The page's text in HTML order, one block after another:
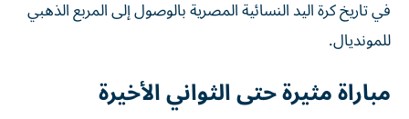
في تاريخ كرة اليد النسائية المصرية بالوصول إلى المربع الذهبي
للمونديال.
مباراة مثيرة حتى الثواني الأخيرة